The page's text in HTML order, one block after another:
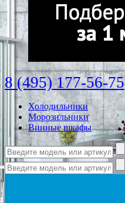
8 (495) 177-56-75
Холодильники
Морозильники
Винные шкафы